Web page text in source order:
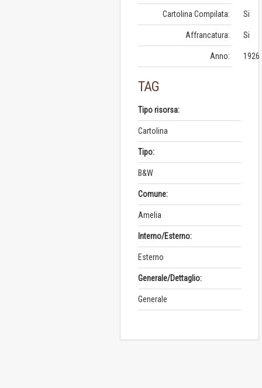
Cartolina Compilata: Si
Affrancatura: Si
Anno: 1926
TAG
Tipo risorsa:
Cartolina
Tipo:
B&W
Comune:
Amelia
Interno/Esterno:
Esterno
Generale/Dettaglio:
Generale